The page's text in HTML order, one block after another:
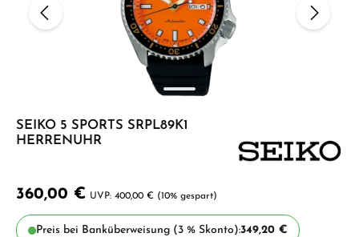
SEIKO 5 SPORTS SRPL89K1
HERRENUHR
360,00 € 400,00 € (10% gespart)
Preis bei Banküberweisung (3 % Skonto):349,20 €